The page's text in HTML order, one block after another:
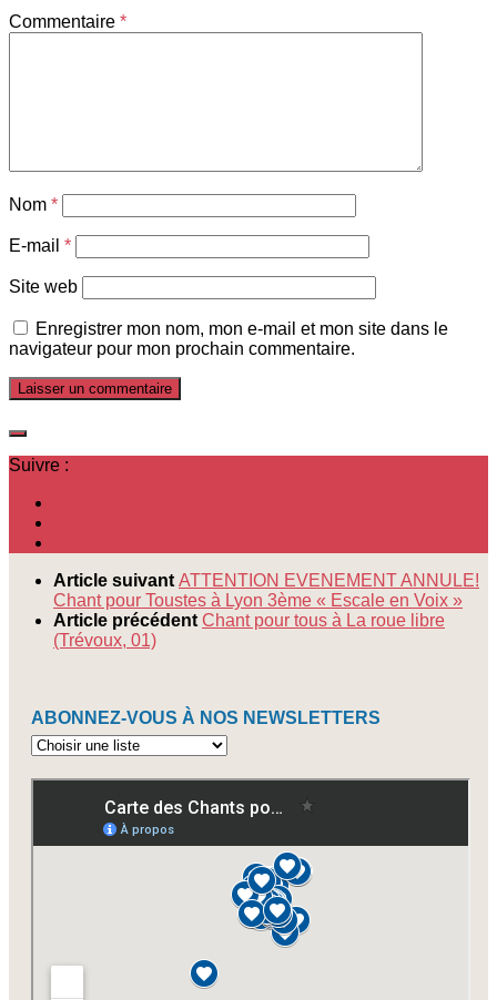
Commentaire *
Nom *
E-mail *
Site web
Enregistrer mon nom, mon e-mail et mon site dans le
navigateur pour mon prochain commentaire.
Suivre :
Article suivant ATTENTION EVENEMENT ANNULE!
Chant pour Toustes à Lyon 3ème « Escale en Voix »
Article précédent Chant pour tous à La roue libre
(Trévoux, 01)
ABONNEZ-VOUS À NOS NEWSLETTERS
Abonnez-
à
newsletters